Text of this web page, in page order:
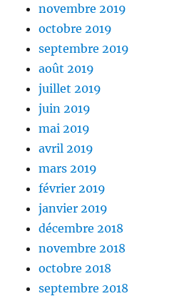
novembre 2019
octobre 2019
septembre 2019
août 2019
juillet 2019
juin 2019
mai 2019
avril 2019
mars 2019
février 2019
janvier 2019
décembre 2018
novembre 2018
octobre 2018
septembre 2018